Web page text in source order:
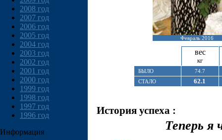
2008 год
2007 год
2006 год
2005 год
2004 год
2003 год
2002 год
2001 год
2000 год
1999 год
1998 год
1997 год
1996 год
Информация
Февраль 2016
вес
кг
БЫЛО
74.7
СТАЛО
62.1
История успеха :
Теперь я